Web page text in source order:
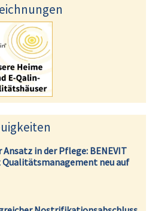
Ansatz in der Pflege: BENEVIT
neu auf